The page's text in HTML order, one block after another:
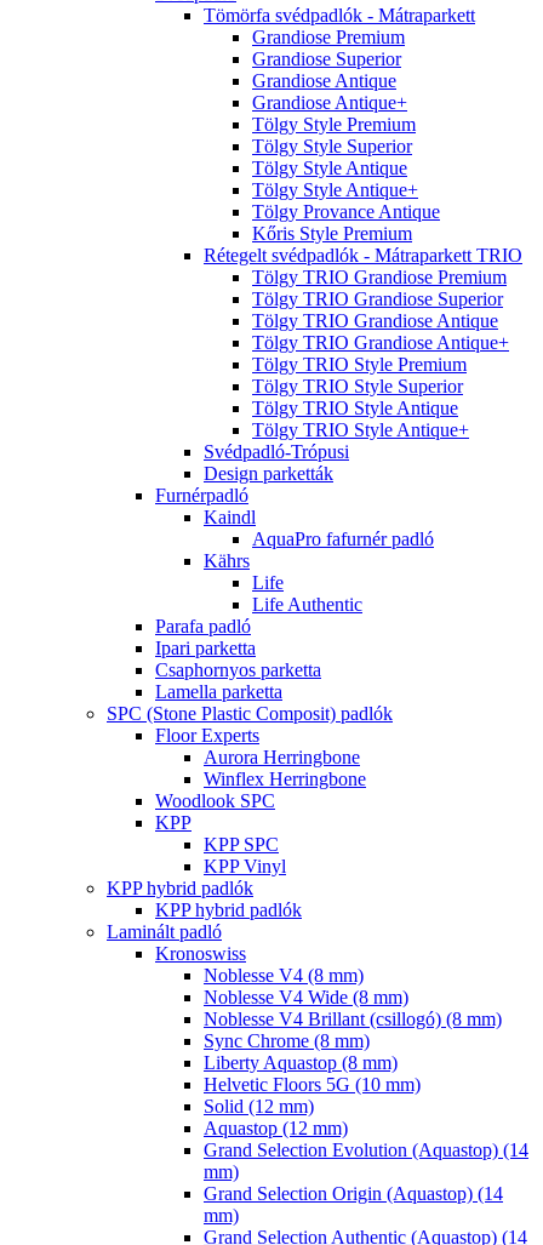
Tömörfa svédpadlók - Mátraparkett
Grandiose Premium
Grandiose Superior
Grandiose Antique
Grandiose Antique+
Tölgy Style Premium
Tölgy Style Superior
Tölgy Style Antique
Tölgy Style Antique+
Tölgy Provance Antique
Kőris Style Premium
Rétegelt svédpadlók - Mátraparkett TRIO
Tölgy TRIO Grandiose Premium
Tölgy TRIO Grandiose Superior
Tölgy TRIO Grandiose Antique
Tölgy TRIO Grandiose Antique+
Tölgy TRIO Style Premium
Tölgy TRIO Style Superior
Tölgy TRIO Style Antique
Tölgy TRIO Style Antique+
Svédpadló-Trópusi
Design parketták
Furnérpadló
Kaindl
AquaPro fafurnér padló
Kährs
Life
Life Authentic
Parafa padló
Ipari parketta
Csaphornyos parketta
Lamella parketta
SPC (Stone Plastic Composit) padlók
Floor Experts
Aurora Herringbone
Winflex Herringbone
Woodlook SPC
KPP
KPP SPC
KPP Vinyl
KPP hybrid padlók
KPP hybrid padlók
Laminált padló
Kronoswiss
Noblesse V4 (8 mm)
Noblesse V4 Wide (8 mm)
Noblesse V4 Brillant (csillogó) (8 mm)
Sync Chrome (8 mm)
Liberty Aquastop (8 mm)
Helvetic Floors 5G (10 mm)
Solid (12 mm)
Aquastop (12 mm)
Grand Selection Evolution (Aquastop) (14
mm)
Grand Selection Origin (Aquastop) (14
mm)
Grand Selection Authentic (Aquastop) (14